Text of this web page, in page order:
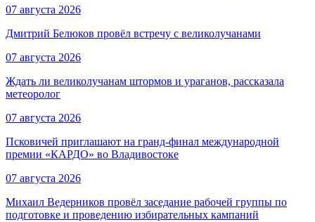
07 августа 2026
Дмитрий Белюков провёл встречу с великолучанами
07 августа 2026
Ждать ли великолучанам штормов и ураганов, рассказала
метеоролог
07 августа 2026
Псковичей приглашают на гранд‑финал международной
премии «КАРДО» во Владивостоке
07 августа 2026
Михаил Ведерников провёл заседание рабочей группы по
подготовке и проведению избирательных кампаний